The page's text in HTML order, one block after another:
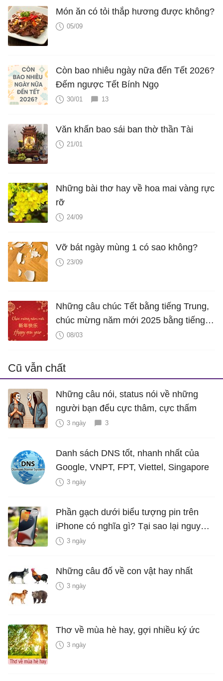
Món ăn có tỏi thắp hương được không?
05/09
Còn bao nhiêu ngày nữa đến Tết 2026?
Đếm ngược Tết Bính Ngọ
30/01 13
Văn khấn bao sái ban thờ thần Tài
21/01
Những bài thơ hay về hoa mai vàng rực
rỡ
24/09
Vỡ bát ngày mùng 1 có sao không?
23/09
Những câu chúc Tết bằng tiếng Trung,
chúc mừng năm mới 2025 bằng tiếng
Trung hay nhất
08/03
Cũ vẫn chất
Những câu nói, status nói về những
người bạn đểu cực thâm, cực thấm
3 ngày 3
Danh sách DNS tốt, nhanh nhất của
Google, VNPT, FPT, Viettel, Singapore
3 ngày
Phần gạch dưới biểu tượng pin trên
iPhone có nghĩa gì? Tại sao lại nguy
hiểm?
3 ngày
Những câu đố về con vật hay nhất
3 ngày
Thơ về mùa hè hay, gợi nhiều ký ức
3 ngày